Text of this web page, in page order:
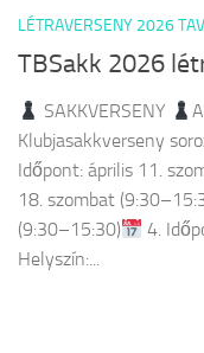
LÉTRAVERSENY 2026
TBSakk 2026
SAKKVERSENY
Klubjasakkverseny
Időpont: április 11.
18. szombat
(9:30–15:30)
4.
Helyszín:...